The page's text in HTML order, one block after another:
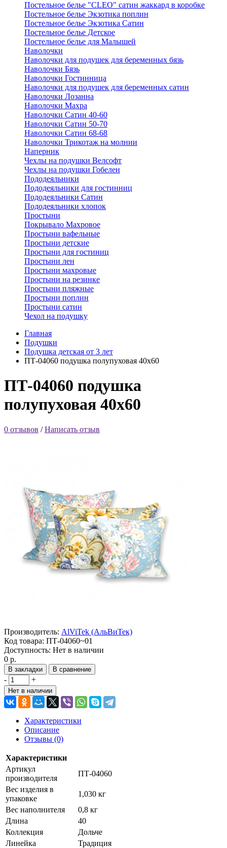
Постельное белье "CLEO" сатин жаккард в коробке
Постельное белье Экзотика поплин
Постельное белье Экзотика Сатин
Постельное белье Детское
Постельное белье для Малышей
Наволочки
Наволочки для подушек для беременных бязь
Наволочки Бязь
Наволочки Гостинница
Наволочки для подушек для беременных сатин
Наволочки Лозанна
Наволочки Махра
Наволочки Сатин 40-60
Наволочки Сатин 50-70
Наволочки Сатин 68-68
Наволочки Трикотаж на молнии
Наперник
Чехлы на подушки Велсофт
Чехлы на подушки Гобелен
Пододеяльники
Пододеяльники для гостинниц
Пододеяльники Сатин
Пододеяльники хлопок
Простыни
Покрывало Махровое
Простыни вафельные
Простыни детские
Простыни для гостиниц
Простыни лен
Простыни махровые
Простыни на резинке
Простыни пляжные
Простыни поплин
Простыни сатин
Чехол на подушку
Главная
Подушки
Подушка детская от 3 лет
ПТ-04060 подушка полупуховая 40х60
ПТ-04060 подушка
полупуховая 40х60
0 отзывов /Написать отзыв
Производитель: AlViTek (АльВиТек)
Код товара: ПТ-04060~01
Доступность: Нет в наличии
0 р.
В закладки В сравнение
- +
Нет в наличии
Характеристики
Описание
Отзывы (0)
Характеристики
Артикул
производителя
ПТ-04060
Вес изделия в
упаковке
1,030 кг
Вес наполнителя
0,8 кг
Длина
40
Коллекция
Дольче
Линейка
Традиция